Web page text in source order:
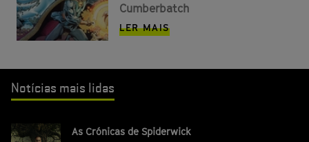
Cumberbatch
LER MAIS
Notícias mais lidas
As Crónicas de Spiderwick